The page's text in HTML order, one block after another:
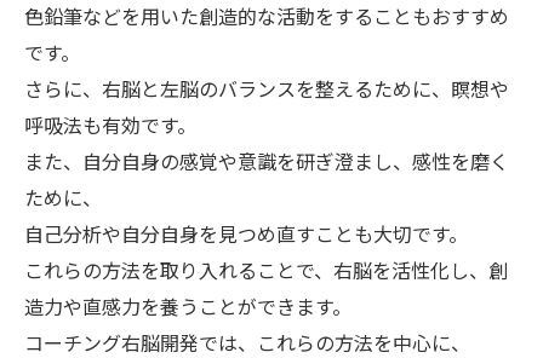
色鉛筆などを用いた創造的な活動をすることもおすすめ
です。
さらに、右脳と左脳のバランスを整えるために、瞑想や
呼吸法も有効です。
また、自分自身の感覚や意識を研ぎ澄まし、感性を磨く
ために、
自己分析や自分自身を見つめ直すことも大切です。
これらの方法を取り入れることで、右脳を活性化し、創
造力や直感力を養うことができます。
コーチング右脳開発では、これらの方法を中心に、